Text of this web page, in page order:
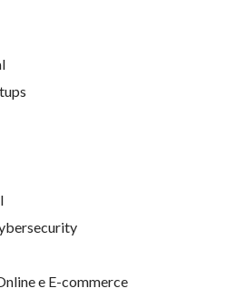
e E-commerce